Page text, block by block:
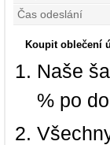
Čas odeslání
Koupit oblečení
Naše
% po